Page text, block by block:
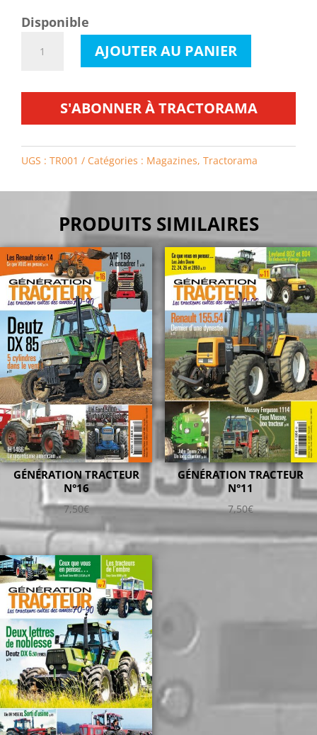
Disponible
AJOUTER AU PANIER
S'ABONNER À TRACTORAMA
UGS : TR001 Catégories : Magazines, Tractorama
PRODUITS SIMILAIRES
GÉNÉRATION TRACTEUR
N°16
7,50€
GÉNÉRATION TRACTEUR
N°11
7,50€